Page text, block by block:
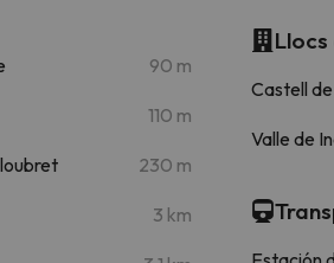
90 m
110 m
230 m
3 km
Castell
Valle de